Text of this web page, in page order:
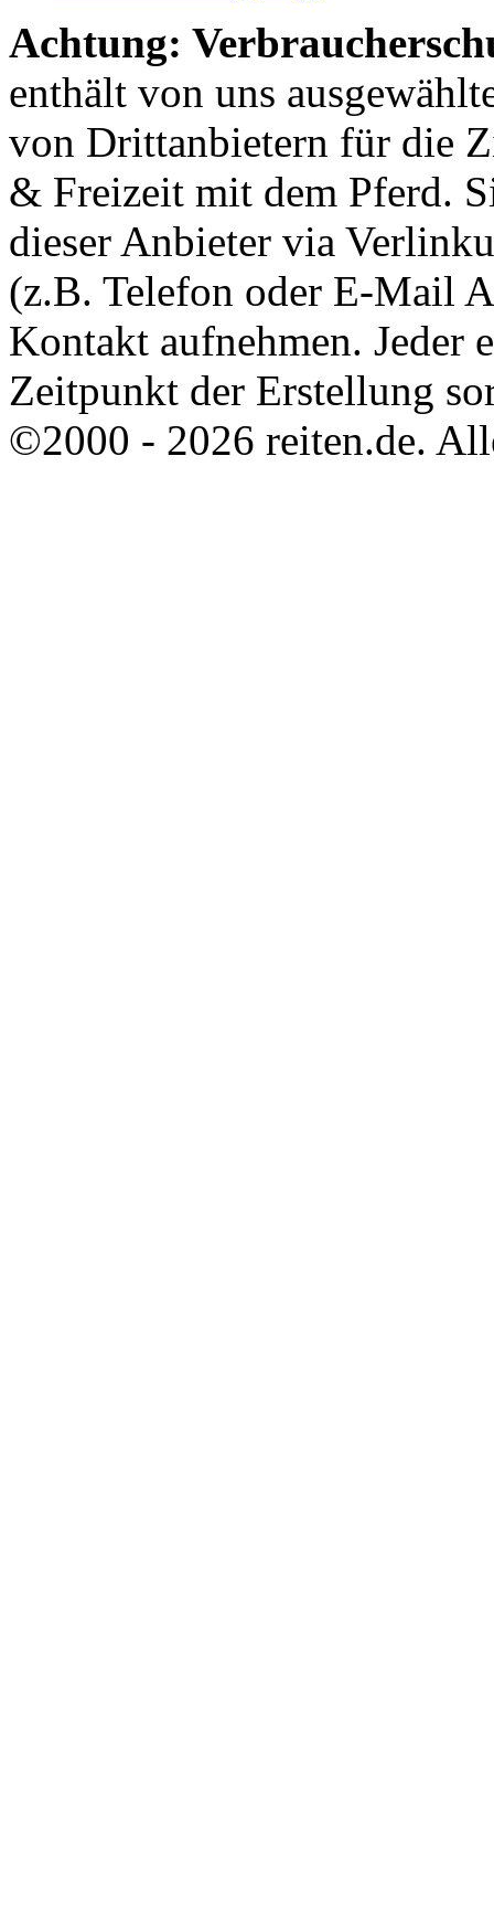
Achtung:
enthält von uns
von Drittanbietern für die
& Freizeit mit dem Pferd.
dieser Anbieter via
(z.B. Telefon oder E-Mail
Kontakt aufnehmen. Jeder
Zeitpunkt der Erstellung
©2000 - 2026 reiten.de.